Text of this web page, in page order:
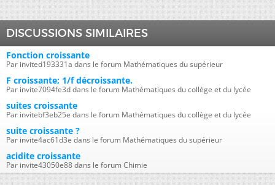
DISCUSSIONS SIMILAIRES
Fonction croissante
Par invited193331a dans le forum Mathématiques du supérieur
F croissante; 1/f décroissante.
Par invite7094fe3d dans le forum Mathématiques du collège et du lycée
suites croissante
Par invitebf3eb25e dans le forum Mathématiques du collège et du lycée
suite croissante ?
Par invite4ac61d3e dans le forum Mathématiques du supérieur
acidite croissante
Par invite43050e88 dans le forum Chimie